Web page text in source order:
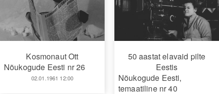
Kosmonaut Ott
Nõukogude Eesti nr 26
02.01.1961 12:00
50 aastat elavaid pilte
Eestis
Nõukogude Eesti,
temaatiline nr 40